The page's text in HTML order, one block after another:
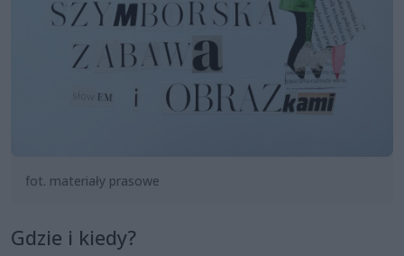
fot. materiały prasowe
Gdzie i kiedy?